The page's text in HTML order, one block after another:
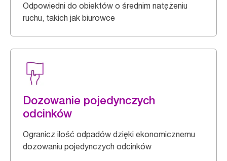
Odpowiedni do obiektów o średnim natężeniu
ruchu, takich jak biurowce
Dozowanie pojedynczych
odcinków
Ogranicz ilość odpadów dzięki ekonomicznemu
dozowaniu pojedynczych odcinków